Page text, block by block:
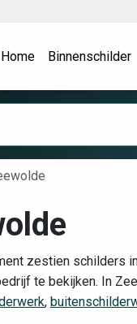
Home Binnenschilder
zestien schilders
te bekijken. In
,